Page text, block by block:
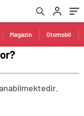
Magazin Otomobil